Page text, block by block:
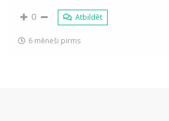
0 Atbildēt
6 mēneši pirms